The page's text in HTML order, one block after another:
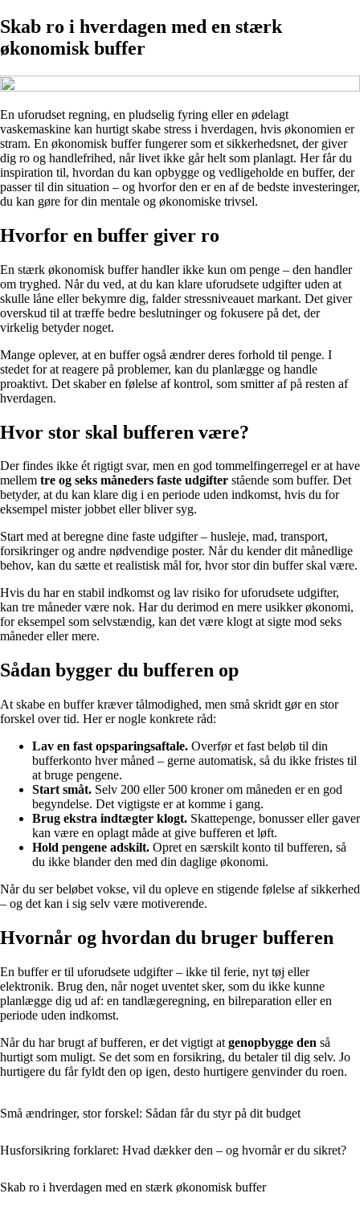
Skab ro i hverdagen med en stærk
økonomisk buffer
En uforudset regning, en pludselig fyring eller en ødelagt
vaskemaskine kan hurtigt skabe stress i hverdagen, hvis økonomien er
stram. En økonomisk buffer fungerer som et sikkerhedsnet, der giver
dig ro og handlefrihed, når livet ikke går helt som planlagt. Her får du
inspiration til, hvordan du kan opbygge og vedligeholde en buffer, der
passer til din situation – og hvorfor den er en af de bedste investeringer,
du kan gøre for din mentale og økonomiske trivsel.
Hvorfor en buffer giver ro
En stærk økonomisk buffer handler ikke kun om penge – den handler
om tryghed. Når du ved, at du kan klare uforudsete udgifter uden at
skulle låne eller bekymre dig, falder stressniveauet markant. Det giver
overskud til at træffe bedre beslutninger og fokusere på det, der
virkelig betyder noget.
Mange oplever, at en buffer også ændrer deres forhold til penge. I
stedet for at reagere på problemer, kan du planlægge og handle
proaktivt. Det skaber en følelse af kontrol, som smitter af på resten af
hverdagen.
Hvor stor skal bufferen være?
Der findes ikke ét rigtigt svar, men en god tommelfingerregel er at have
mellem tre og seks måneders faste udgifter stående som buffer. Det
betyder, at du kan klare dig i en periode uden indkomst, hvis du for
eksempel mister jobbet eller bliver syg.
Start med at beregne dine faste udgifter – husleje, mad, transport,
forsikringer og andre nødvendige poster. Når du kender dit månedlige
behov, kan du sætte et realistisk mål for, hvor stor din buffer skal være.
Hvis du har en stabil indkomst og lav risiko for uforudsete udgifter,
kan tre måneder være nok. Har du derimod en mere usikker økonomi,
for eksempel som selvstændig, kan det være klogt at sigte mod seks
måneder eller mere.
Sådan bygger du bufferen op
At skabe en buffer kræver tålmodighed, men små skridt gør en stor
forskel over tid. Her er nogle konkrete råd:
Lav en fast opsparingsaftale. Overfør et fast beløb til din
bufferkonto hver måned – gerne automatisk, så du ikke fristes til
at bruge pengene.
Start småt. Selv 200 eller 500 kroner om måneden er en god
begyndelse. Det vigtigste er at komme i gang.
Brug ekstra indtægter klogt. Skattepenge, bonusser eller gaver
kan være en oplagt måde at give bufferen et løft.
Hold pengene adskilt. Opret en særskilt konto til bufferen, så
du ikke blander den med din daglige økonomi.
Når du ser beløbet vokse, vil du opleve en stigende følelse af sikkerhed
– og det kan i sig selv være motiverende.
Hvornår og hvordan du bruger bufferen
En buffer er til uforudsete udgifter – ikke til ferie, nyt tøj eller
elektronik. Brug den, når noget uventet sker, som du ikke kunne
planlægge dig ud af: en tandlægeregning, en bilreparation eller en
periode uden indkomst.
Når du har brugt af bufferen, er det vigtigt at genopbygge den så
hurtigt som muligt. Se det som en forsikring, du betaler til dig selv. Jo
hurtigere du får fyldt den op igen, desto hurtigere genvinder du roen.
Små ændringer, stor forskel: Sådan får du styr på dit budget
Husforsikring forklaret: Hvad dækker den – og hvornår er du sikret?
Skab ro i hverdagen med en stærk økonomisk buffer